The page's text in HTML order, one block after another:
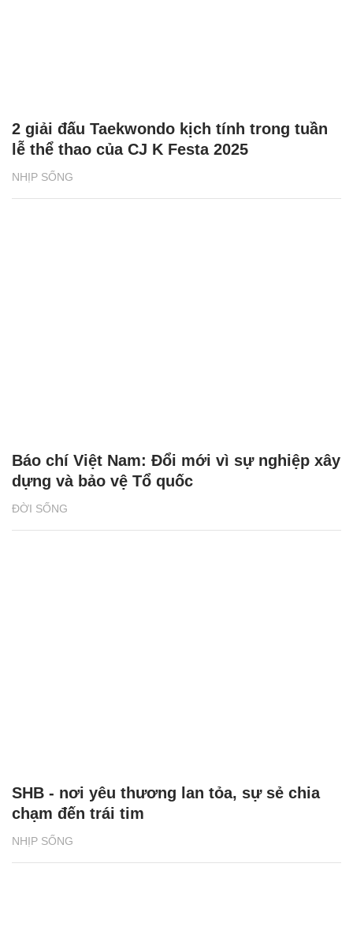
NHỊP SỐNG
2 giải đấu Taekwondo kịch tính trong tuần
lễ thể thao của CJ K Festa 2025
ĐỜI SỐNG
Báo chí Việt Nam: Đổi mới vì sự nghiệp xây
dựng và bảo vệ Tổ quốc
NHỊP SỐNG
SHB - nơi yêu thương lan tỏa, sự sẻ chia
chạm đến trái tim